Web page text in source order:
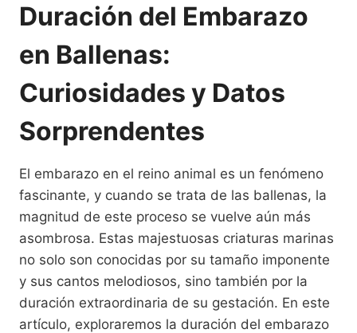
Duración del Embarazo
en Ballenas:
Curiosidades y Datos
Sorprendentes
El embarazo en el reino animal es un fenómeno
fascinante, y cuando se trata de las ballenas, la
magnitud de este proceso se vuelve aún más
asombrosa. Estas majestuosas criaturas marinas
no solo son conocidas por su tamaño imponente
y sus cantos melodiosos, sino también por la
duración extraordinaria de su gestación. En este
artículo, exploraremos la duración del embarazo